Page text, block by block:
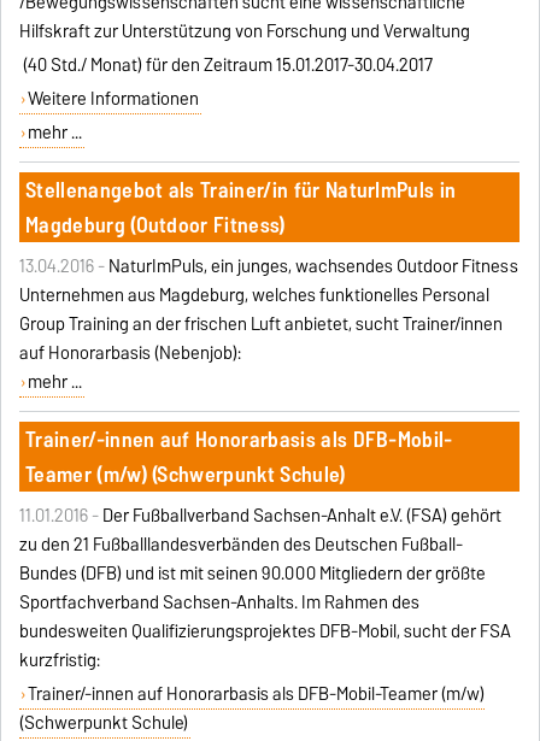
Hilfskraft zur Unterstützung von Forschung und Verwaltung
(40 Std./ Monat) für den Zeitraum 15.01.2017-30.04.2017
Weitere Informationen
mehr ...
Stellenangebot als Trainer/in für NaturImPuls in
Magdeburg (Outdoor Fitness)
13.04.2016 -NaturImPuls, ein junges, wachsendes Outdoor Fitness
Unternehmen aus Magdeburg, welches funktionelles Personal
Group Training an der frischen Luft anbietet, sucht Trainer/innen
auf Honorarbasis (Nebenjob):
mehr ...
Trainer/-innen auf Honorarbasis als DFB-Mobil-
Teamer (m/w) (Schwerpunkt Schule)
11.01.2016 -Der Fußballverband Sachsen-Anhalt e.V. (FSA) gehört
zu den 21 Fußballlandesverbänden des Deutschen Fußball-
Bundes (DFB) und ist mit seinen 90.000 Mitgliedern der größte
Sportfachverband Sachsen-Anhalts. Im Rahmen des
bundesweiten Qualifizierungsprojektes DFB-Mobil, sucht der FSA
kurzfristig:
Trainer/-innen auf Honorarbasis als DFB-Mobil-Teamer (m/w)
(Schwerpunkt Schule)